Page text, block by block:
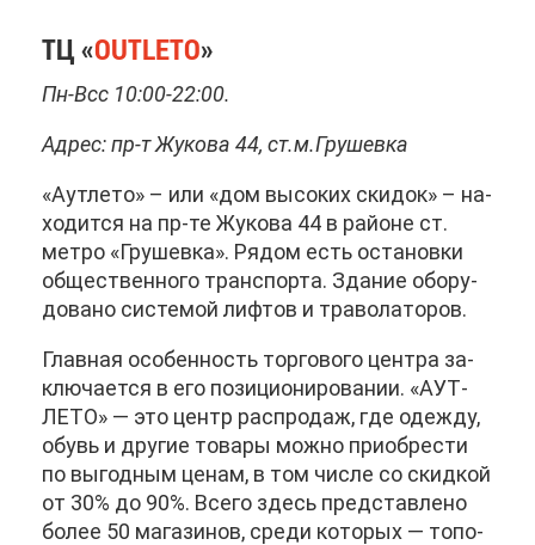
ТЦ «OUTLETO»
Пн-Всс 10:00-22:00.
Ад­рес: пр-т Жу­ко­ва 44, ст.м.Гру­шев­ка
«Аут­ле­то» – или «дом вы­со­ких ски­док» – на­
хо­дит­ся на пр-те Жу­ко­ва 44 в рай­оне ст.
мет­ро «Гру­шев­ка». Ря­дом есть оста­нов­ки
об­ще­ствен­но­го транс­пор­та. Зда­ние обо­ру­
до­ва­но си­сте­мой лиф­тов и тра­во­ла­то­ров.
Глав­ная осо­бен­ность тор­го­во­го цен­тра за­
клю­ча­ет­ся в его по­зи­ци­о­ни­ро­ва­нии. «АУТ­
ЛЕ­ТО» — это центр рас­про­даж, где одеж­ду,
обувь и дру­гие то­ва­ры мож­но при­об­ре­сти
по вы­год­ным це­нам, в том чис­ле со скид­кой
от 30% до 90%. Все­го здесь пред­став­ле­но
бо­лее 50 ма­га­зи­нов, сре­ди ко­то­рых — то­по­